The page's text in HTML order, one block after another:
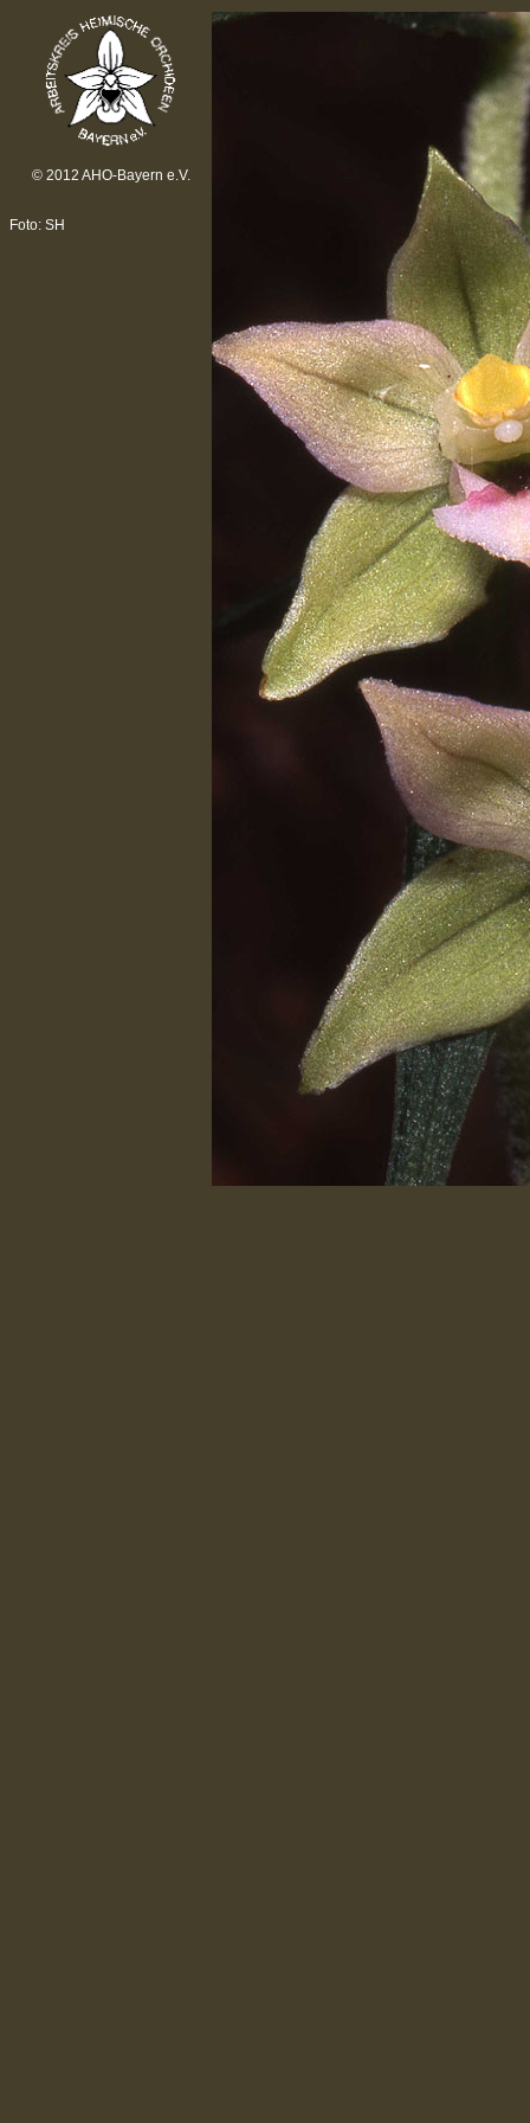
© 2012 AHO-Bayern e.V.
Foto: SH